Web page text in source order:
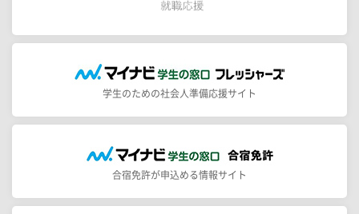
学生のための社会人準備応援サイト
合宿免許が申込める情報サイト